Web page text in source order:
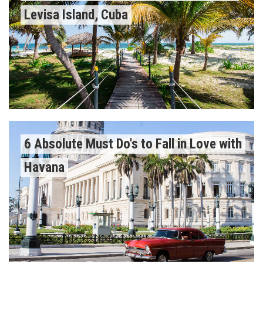
Levisa Island, Cuba
6 Absolute Must Do's to Fall in Love with
Havana